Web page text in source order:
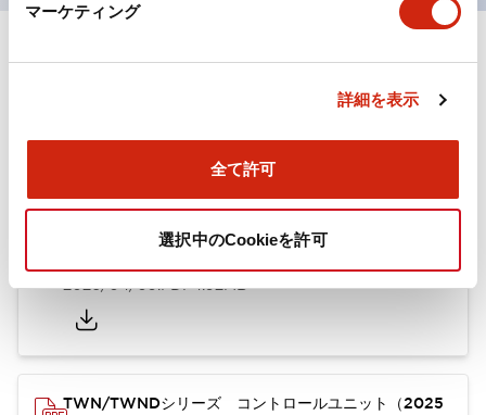
マーケティング
詳細を表示
全て許可
選択中のCookieを許可
TWN/TWNDシリーズ コントロールユニット（2025
2026/04/09.PDF4.92MB
TWN/TWNDシリーズ コントロールユニット（2025